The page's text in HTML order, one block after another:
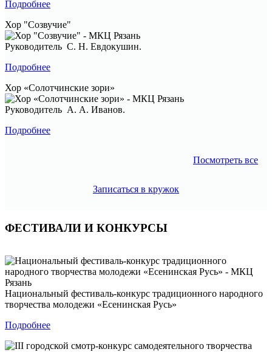
Подробнее
Хор "Созвучие"
Руководитель С. Н. Евдокушин.
Подробнее
Хор «Солотчинские зори»
Руководитель А. А. Иванов.
Подробнее
Посмотреть все
Записаться в кружок
ФЕСТИВАЛИ И КОНКУРСЫ
Национальный фестиваль-конкурс традиционного народного
творчества молодежи «Есенинская Русь»
Подробнее